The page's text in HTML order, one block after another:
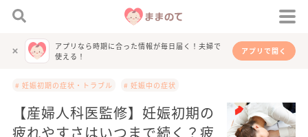
アプリなら時期に合った情報が毎日届く！夫婦で
使える！
アプリで開く
# 妊娠初期の症状・トラブル # 妊娠中の症状
【産婦人科医監修】妊娠初期の
疲れやすさはいつまで続く？疲